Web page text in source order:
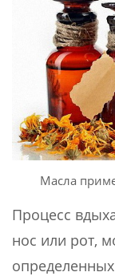
Масла
Процесс
нос или рот,